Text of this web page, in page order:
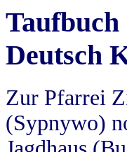
Deutsch
Zur Pfarrei
(Sypnywo)